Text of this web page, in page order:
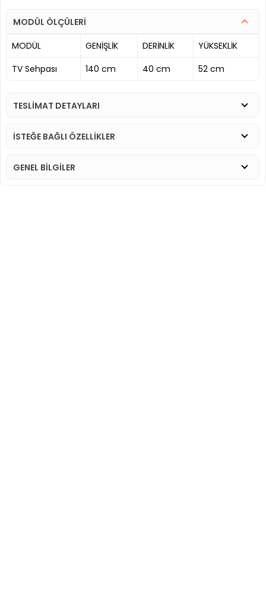
MODÜL ÖLÇÜLERİ
MODÜL
GENİŞLİK DERİNLİK
YÜKSEKLİK
TV Sehpası
140 cm 40 cm 52 cm
TESLİMAT DETAYLARI
İSTEĞE BAĞLI ÖZELLİKLER
GENEL BİLGİLER